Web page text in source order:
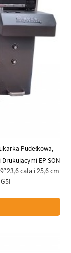
Pudełkowa,
EP SON
UVcala i 25,6 cm